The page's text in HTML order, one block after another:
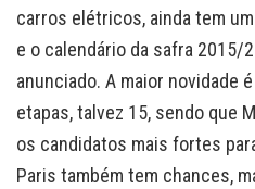
carros elétricos, ainda tem
e o calendário da safra 2015/
anunciado. A maior novidade
etapas, talvez 15, sendo que
os candidatos mais fortes
Paris também tem chances,